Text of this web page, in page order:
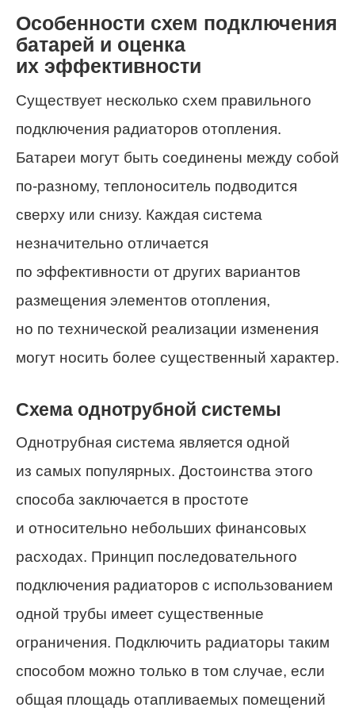
Особенности схем подключения
батарей и оценка
их эффективности
Существует несколько схем правильного
подключения радиаторов отопления.
Батареи могут быть соединены между собой
по-разному, теплоноситель подводится
сверху или снизу. Каждая система
незначительно отличается
по эффективности от других вариантов
размещения элементов отопления,
но по технической реализации изменения
могут носить более существенный характер.
Схема однотрубной системы
Однотрубная система является одной
из самых популярных. Достоинства этого
способа заключается в простоте
и относительно небольших финансовых
расходах. Принцип последовательного
подключения радиаторов с использованием
одной трубы имеет существенные
ограничения. Подключить радиаторы таким
способом можно только в том случае, если
общая площадь отапливаемых помещений